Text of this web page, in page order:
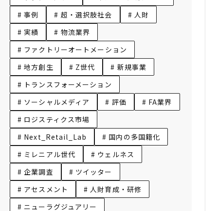
# 事例
# 超・選択肢社会
# 人財
# 実績
# 物流業界
# ファクトリーオートメーション
# 地方創生
# Z世代
# 新規事業
# トランスフォーメーション
# ソーシャルメディア
# 評価
# FA業界
# ロジスティクス市場
# Next_Retail_Lab
# 国内の多国籍化
# ミレニアル世代
# ウェルネス
# 企業調査
# ツイッター
# アセスメント
# 人財育成・研修
# ニューラグジュアリー